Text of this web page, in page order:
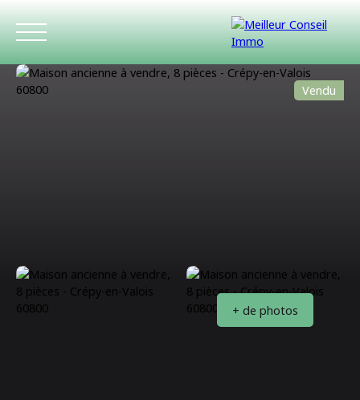
Vendu
+ de photos